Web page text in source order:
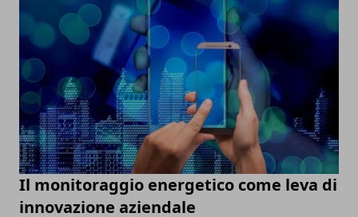
Il monitoraggio energetico come leva di
innovazione aziendale